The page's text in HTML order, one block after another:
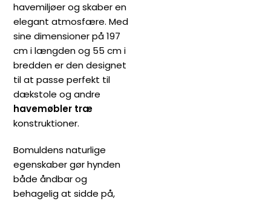
havemiljøer og skaber en
elegant atmosfære. Med
sine dimensioner på 197
cm i længden og 55 cm i
bredden er den designet
til at passe perfekt til
dækstole og andre
havemøbler træ
konstruktioner.
Bomuldens naturlige
egenskaber gør hynden
både åndbar og
behagelig at sidde på,